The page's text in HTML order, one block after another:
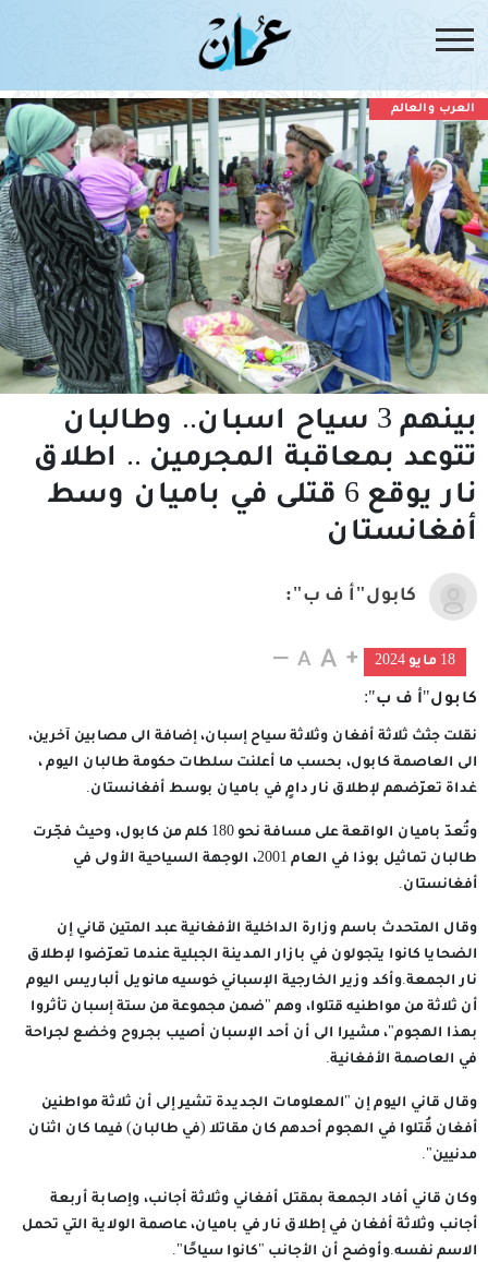
العرب والعالم
بينهم 3 سياح اسبان.. وطالبان
تتوعد بمعاقبة المجرمين .. اطلاق
نار يوقع 6 قتلى في باميان وسط
أفغانستان
كابول"أ ف ب":
18 مايو 2024
كابول"أ ف ب":
نقلت جثث ثلاثة أفغان وثلاثة سياح إسبان، إضافة الى مصابين آخرين،
الى العاصمة كابول، بحسب ما أعلنت سلطات حكومة طالبان اليوم ،
غداة تعرّضهم لإطلاق نار دامٍ في باميان بوسط أفغانستان.
وتُعدّ باميان الواقعة على مسافة نحو 180 كلم من كابول، وحيث فجّرت
طالبان تماثيل بوذا في العام 2001، الوجهة السياحية الأولى في
أفغانستان.
وقال المتحدث باسم وزارة الداخلية الأفغانية عبد المتين قاني إن
الضحايا كانوا يتجولون في بازار المدينة الجبلية عندما تعرّضوا لإطلاق
نار الجمعة.وأكد وزير الخارجية الإسباني خوسيه مانويل ألباريس اليوم
أن ثلاثة من مواطنيه قتلوا، وهم "ضمن مجموعة من ستة إسبان تأثروا
بهذا الهجوم"، مشيرا الى أن أحد الإسبان أصيب بجروح وخضع لجراحة
في العاصمة الأفغانية.
وقال قاني اليوم إن "المعلومات الجديدة تشير إلى أن ثلاثة مواطنين
أفغان قُتلوا في الهجوم أحدهم كان مقاتلا (في طالبان) فيما كان اثنان
مدنيين".
وكان قاني أفاد الجمعة بمقتل أفغاني وثلاثة أجانب، وإصابة أربعة
أجانب وثلاثة أفغان في إطلاق نار في باميان، عاصمة الولاية التي تحمل
الاسم نفسه.وأوضح أن الأجانب "كانوا سياحًا".